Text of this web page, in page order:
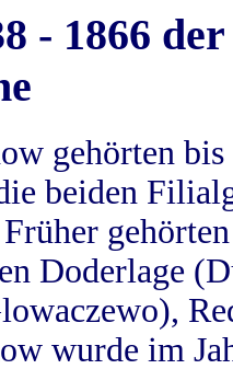
- 1866
gehörten
beiden
Doderlage
wurde im